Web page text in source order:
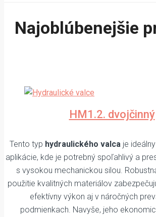
Najoblúbenejšie
HM1.2. dvojčinný
Tento typ hydraulického valca je
aplikácie, kde je potrebný spoľahlivý a
s vysokou mechanickou silou.
použitie kvalitných materiálov
efektívny výkon aj v náročných
podmienkach. Navyše, jeho